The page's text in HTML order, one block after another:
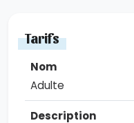
Tarifs
Adulte